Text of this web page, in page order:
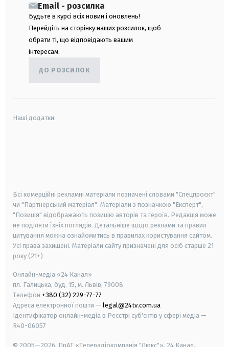
Email - розсилка
Будьте в курсі всіх новин і оновлень!
Перейдіть на сторінку наших розсилок, щоб
обрати ті, що відповідають вашим
інтересам.
ДО РОЗСИЛОК
Наші додатки:
Всі комерційні рекламні матеріали позначені словами "Спецпроєкт"
чи "Партнерський матеріал". Матеріали з позначкою "Експерт",
"Позиція" відображають позицію авторів та героїв. Редакція може
не поділяти їхніх поглядів. Детальніше щодо реклами та правил
цитування можна ознайомитись в правилах користування сайтом.
Усі права захищені. Матеріали сайту призначені для осіб старше 21
року (21+)
Онлайн-медіа «24 Канал»
пл. Галицька, буд. 15, м. Львів, 79008
Телефон +380 (32) 229-77-77
Адреса електронної пошти — legal@24tv.com.ua
Ідентифікатор онлайн-медіа в Реєстрі суб'єктів у сфері медіа —
R40-06057
© 2005—2026, ПрАТ «Телерадіокомпанія "Люкс"», 24 Канал.